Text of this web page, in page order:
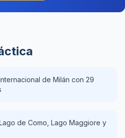
de Milán con 29
de Como, Lago Maggiore y